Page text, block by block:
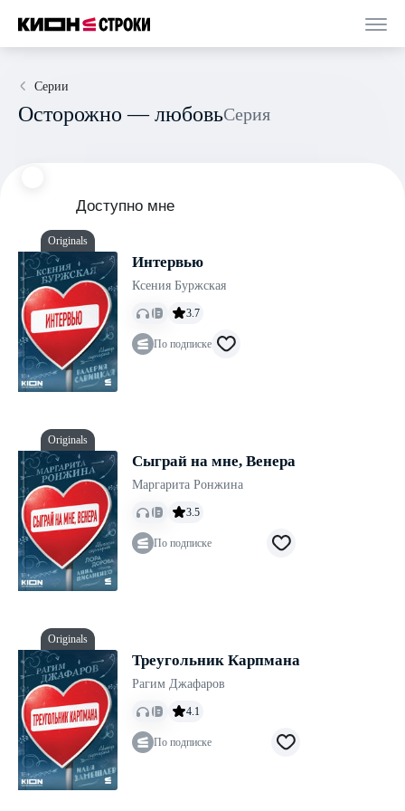
Серии
Осторожно — любовь Серия
Доступно мне
Originals
Интервью
Ксения Буржская
3.7
По подписке
Originals
Сыграй на мне, Венера
Маргарита Ронжина
3.5
По подписке
Originals
Треугольник Карпмана
Рагим Джафаров
4.1
По подписке